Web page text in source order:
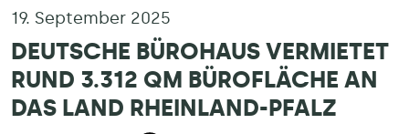
19. September 2025
DEUTSCHE BÜROHAUS VERMIETET
RUND 3.312 QM BÜROFLÄCHE AN
DAS LAND RHEINLAND-PFALZ